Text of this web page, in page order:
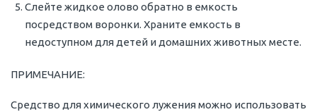
Слейте жидкое олово обратно в емкость
посредством воронки. Храните емкость в
недоступном для детей и домашних животных месте.
ПРИМЕЧАНИЕ:
Средство для химического лужения можно использовать